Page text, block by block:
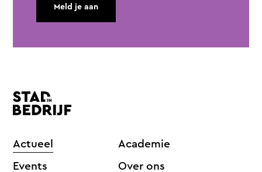
Meld je aan
Actueel
Events
Academie
Over ons